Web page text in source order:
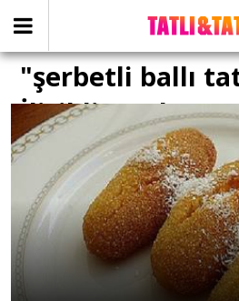
"şerbetli ballı
İlişikli yazılar